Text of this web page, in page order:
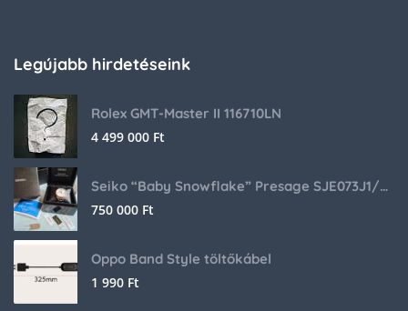
Legújabb hirdetéseink
Rolex GMT-Master II 116710LN
4 499 000 Ft
Seiko “Baby Snowflake” Presage SJE073J1/SARA015 Limited Edition
750 000 Ft
Oppo Band Style töltőkábel
1 990 Ft